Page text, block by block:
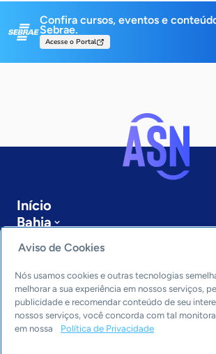
Confira cursos, eventos e
Sebrae.
Acesse o Portal
Início
Bahia
Sobre a ASN
Últimas notícias
Entre em contato
Editorias
Economia & Política
Inovação & Tecnologia
Aviso de Cookies
Nós usamos cookies e outras tecnologias
melhorar a sua experiência em nossos serviços,
publicidade e recomendar conteúdo de seu
nossos serviços, você concorda com tal
em nossa
Política de Privacidade